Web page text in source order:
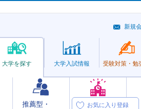
大学を探す
推薦型・
オープン
大学入試情報 受験対策・ 勉
新規
お気に入り登録